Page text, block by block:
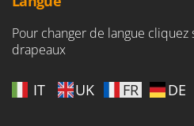
Ribimex
Ripartrak
Ritter
Robomow
Pour changer de langue cliquez
drapeaux
IT UK FR DE